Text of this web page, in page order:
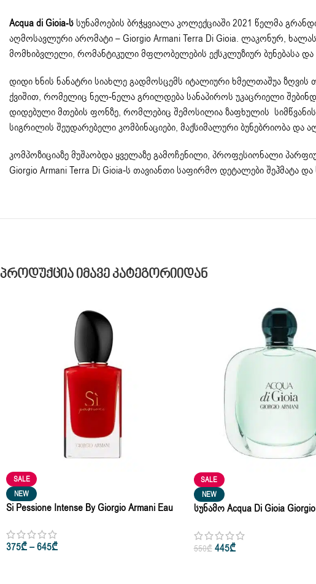
Acqua di Gioia-ს სუნამოების ბრჭყვიალა კოლექციაში 2021 წელმა
აღმოსავლური არომატი – Giorgio Armani Terra Di Gioia. ლაკონურ,
მომხიბვლელი, რომანტიკული მფლობელების ექსკლუზიურ ბუნებასა
დიდი ხნის ნანატრი სიახლე გადმოსცემს იტალიური ხმელთაშუა
ქვიშით, რომელიც ნელ-ნელა გრილდება სანაპიროს უკაცრიელი
დიდებული მთების ფონზე, რომლებიც შემოსილია ზაფხულის
სიგრილის შეუდარებელი კომბინაციები, მაქსიმალური ბუნებრიობა და
კომპოზიციაზე მუშაობდა ყველაზე გამოჩენილი, პროფესიონალი
Giorgio Armani Terra Di Gioia-ს თავიანთი საფირმო დეტალები შეჰმატა
Პროდუქცია Იმავე Კატეგორიიდან
SALE
NEW
Si Pessione Intense By Giorgio Armani Eau
375₾–645₾
SALE
NEW
Სუნამო Acqua Di Gioia
550₾ 445₾